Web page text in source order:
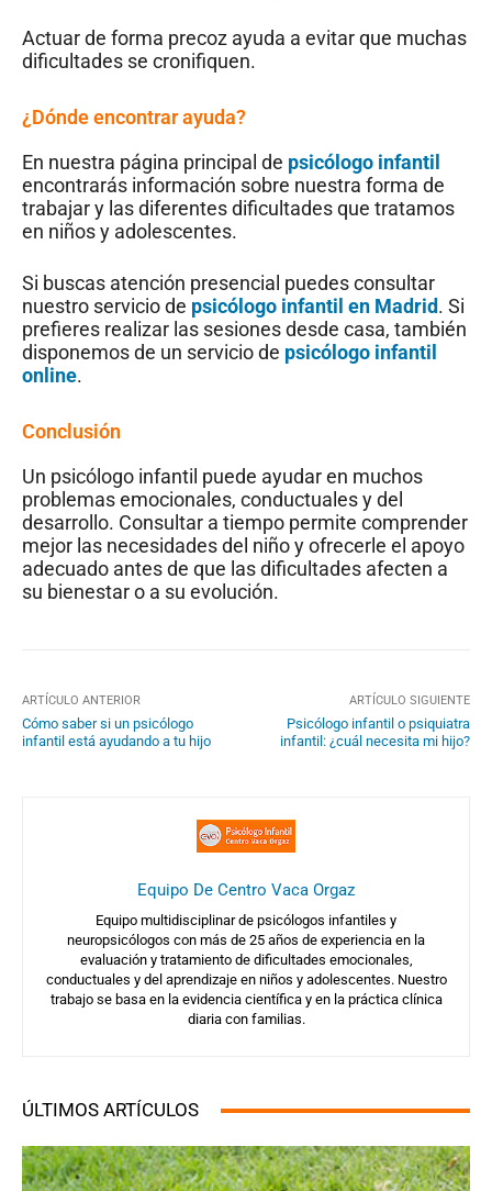
Actuar de forma precoz ayuda a evitar que muchas
dificultades se cronifiquen.
¿Dónde encontrar ayuda?
En nuestra página principal de psicólogo infantil
encontrarás información sobre nuestra forma de
trabajar y las diferentes dificultades que tratamos
en niños y adolescentes.
Si buscas atención presencial puedes consultar
nuestro servicio de psicólogo infantil en Madrid. Si
prefieres realizar las sesiones desde casa, también
disponemos de un servicio de psicólogo infantil
online.
Conclusión
Un psicólogo infantil puede ayudar en muchos
problemas emocionales, conductuales y del
desarrollo. Consultar a tiempo permite comprender
mejor las necesidades del niño y ofrecerle el apoyo
adecuado antes de que las dificultades afecten a
su bienestar o a su evolución.
ARTÍCULO ANTERIOR
Cómo saber si un psicólogo
infantil está ayudando a tu hijo
ARTÍCULO SIGUIENTE
Psicólogo infantil o psiquiatra
infantil: ¿cuál necesita mi hijo?
Equipo De Centro Vaca Orgaz
Equipo multidisciplinar de psicólogos infantiles y
neuropsicólogos con más de 25 años de experiencia en la
evaluación y tratamiento de dificultades emocionales,
conductuales y del aprendizaje en niños y adolescentes. Nuestro
trabajo se basa en la evidencia científica y en la práctica clínica
diaria con familias.
ÚLTIMOS ARTÍCULOS